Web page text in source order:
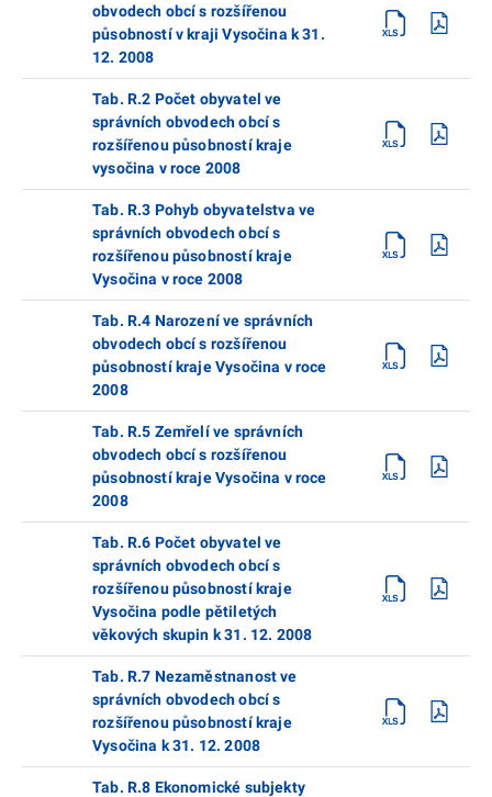
obvodech obcí s rozšířenou
působností v kraji Vysočina k 31.
12. 2008
Tab. R.2 Počet obyvatel ve
správních obvodech obcí s
rozšířenou působností kraje
vysočina v roce 2008
Tab. R.3 Pohyb obyvatelstva ve
správních obvodech obcí s
rozšířenou působností kraje
Vysočina v roce 2008
Tab. R.4 Narození ve správních
obvodech obcí s rozšířenou
působností kraje Vysočina v roce
2008
Tab. R.5 Zemřelí ve správních
obvodech obcí s rozšířenou
působností kraje Vysočina v roce
2008
Tab. R.6 Počet obyvatel ve
správních obvodech obcí s
rozšířenou působností kraje
Vysočina podle pětiletých
věkových skupin k 31. 12. 2008
Tab. R.7 Nezaměstnanost ve
správních obvodech obcí s
rozšířenou působností kraje
Vysočina k 31. 12. 2008
Tab. R.8 Ekonomické subjekty